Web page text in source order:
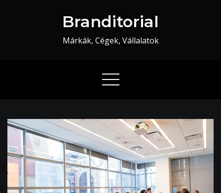
Branditorial
Márkák, Cégek, Vállalatok